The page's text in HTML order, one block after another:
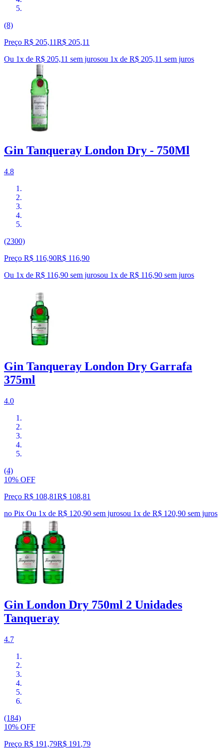
(8)
Preço R$ 205,11R$ 205,11
Ou 1x de R$ 205,11 sem jurosou 1x de R$ 205,11 sem juros
Gin Tanqueray London Dry - 750Ml
4.8
(2300)
Preço R$ 116,90R$ 116,90
Ou 1x de R$ 116,90 sem jurosou 1x de R$ 116,90 sem juros
Gin Tanqueray London Dry Garrafa
375ml
4.0
(4)
10% OFF
Preço R$ 108,81R$ 108,81
no Pix Ou 1x de R$ 120,90 sem jurosou 1x de R$ 120,90 sem juros
Gin London Dry 750ml 2 Unidades
Tanqueray
4.7
(184)
10% OFF
Preço R$ 191,79R$ 191 ,79